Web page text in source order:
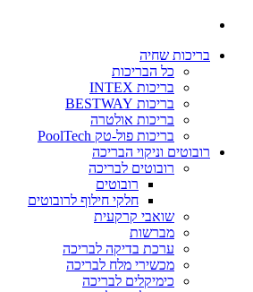
בריכות שחיה
כל הבריכות
בריכות INTEX
בריכות BESTWAY
בריכות אולטרה
בריכות פול-טק PoolTech
רובוטים וניקוי הבריכה
רובוטים לבריכה
רובוטים
חלקי חילוף לרובוטים
שואבי קרקעית
מברשות
ערכת בדיקה לבריכה
מכשירי מלח לבריכה
כימיקלים לבריכה